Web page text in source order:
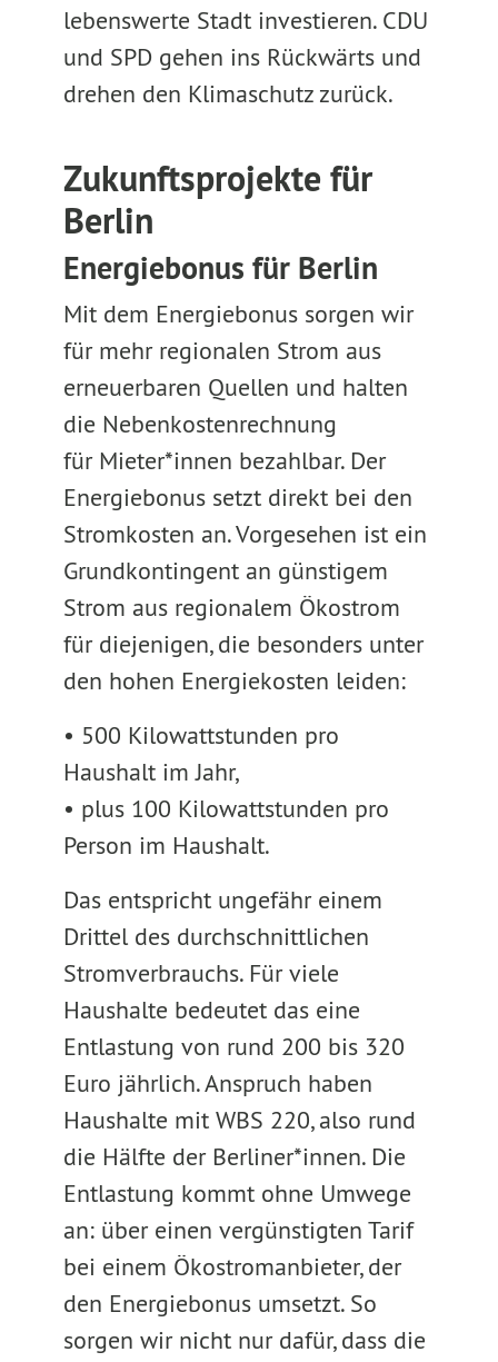
lebenswerte Stadt investieren. CDU
und SPD gehen ins Rückwärts und
drehen den Klimaschutz zurück.
Zukunftsprojekte für
Berlin
Energiebonus für Berlin
Mit dem Energiebonus sorgen wir
für mehr regionalen Strom aus
erneuerbaren Quellen und halten
die Nebenkostenrechnung
für Mieter*innen bezahlbar. Der
Energiebonus setzt direkt bei den
Stromkosten an. Vorgesehen ist ein
Grundkontingent an günstigem
Strom aus regionalem Ökostrom
für diejenigen, die besonders unter
den hohen Energiekosten leiden:
• 500 Kilowattstunden pro
Haushalt im Jahr,
• plus 100 Kilowattstunden pro
Person im Haushalt.
Das entspricht ungefähr einem
Drittel des durchschnittlichen
Stromverbrauchs. Für viele
Haushalte bedeutet das eine
Entlastung von rund 200 bis 320
Euro jährlich. Anspruch haben
Haushalte mit WBS 220, also rund
die Hälfte der Berliner*innen. Die
Entlastung kommt ohne Umwege
an: über einen vergünstigten Tarif
bei einem Ökostromanbieter, der
den Energiebonus umsetzt. So
sorgen wir nicht nur dafür, dass die